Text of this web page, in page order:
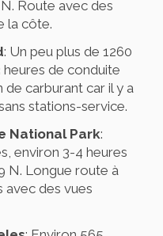
Route avec des
la côte.
: Un peu plus de 1260
de conduite
de carburant car il y a
stations-service.
National Park:
environ 3-4 heures
N. Longue route à
avec des vues